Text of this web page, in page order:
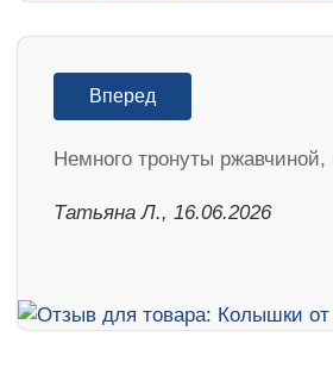
Вперед
Немного тронуты
Татьяна Л., 16.06.2026